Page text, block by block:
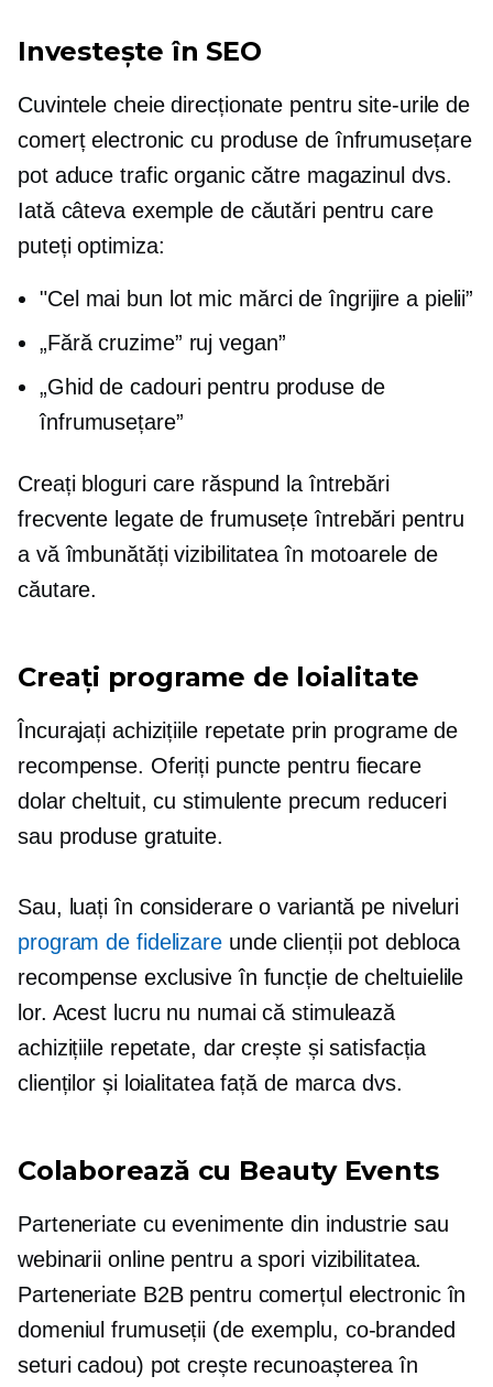
Investește în SEO
Cuvintele cheie direcționate pentru site-urile de
comerț electronic cu produse de înfrumusețare
pot aduce trafic organic către magazinul dvs.
Iată câteva exemple de căutări pentru care
puteți optimiza:
"Cel mai bun lot mic mărci de îngrijire a pielii”
„Fără cruzime” ruj vegan”
„Ghid de cadouri pentru produse de
înfrumusețare”
Creați bloguri care răspund la întrebări
frecvente legate de frumusețe întrebări pentru
a vă îmbunătăți vizibilitatea în motoarele de
căutare.
Creați programe de loialitate
Încurajați achizițiile repetate prin programe de
recompense. Oferiți puncte pentru fiecare
dolar cheltuit, cu stimulente precum reduceri
sau produse gratuite.
Sau, luați în considerare o variantă pe niveluri
program de fidelizareunde clienții pot debloca
recompense exclusive în funcție de cheltuielile
lor. Acest lucru nu numai că stimulează
achizițiile repetate, dar crește și satisfacția
clienților și loialitatea față de marca dvs.
Colaborează cu Beauty Events
Parteneriate cu evenimente din industrie sau
webinarii online pentru a spori vizibilitatea.
Parteneriate B2B pentru comerțul electronic în
domeniul frumuseții (de exemplu, co-branded
seturi cadou) pot crește recunoașterea în